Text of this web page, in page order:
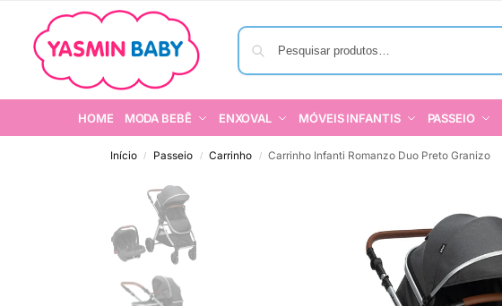
HOME MODA BEBÊ ENXOVAL MÓVEIS INFANTIS PASSEIO
Início / Passeio / Carrinho / Carrinho Infanti Romanzo Duo Preto Granizo